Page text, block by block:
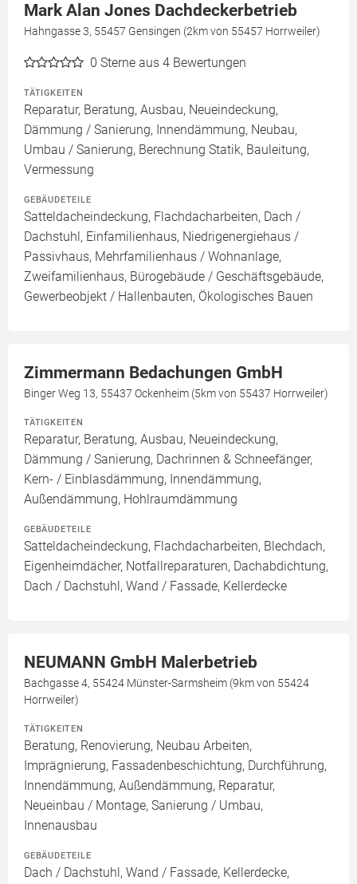
Mark Alan Jones Dachdeckerbetrieb
Hahngasse 3, 55457 Gensingen (2km von 55457 Horrweiler)
0 Sterne aus 4 Bewertungen
TÄTIGKEITEN
Reparatur, Beratung, Ausbau, Neueindeckung,
Dämmung / Sanierung, Innendämmung, Neubau,
Umbau / Sanierung, Berechnung Statik, Bauleitung,
Vermessung
GEBÄUDETEILE
Satteldacheindeckung, Flachdacharbeiten, Dach /
Dachstuhl, Einfamilienhaus, Niedrigenergiehaus /
Passivhaus, Mehrfamilienhaus / Wohnanlage,
Zweifamilienhaus, Bürogebäude / Geschäftsgebäude,
Gewerbeobjekt / Hallenbauten, Ökologisches Bauen
Zimmermann Bedachungen GmbH
Binger Weg 13, 55437 Ockenheim (5km von 55437 Horrweiler)
TÄTIGKEITEN
Reparatur, Beratung, Ausbau, Neueindeckung,
Dämmung / Sanierung, Dachrinnen & Schneefänger,
Kern- / Einblasdämmung, Innendämmung,
Außendämmung, Hohlraumdämmung
GEBÄUDETEILE
Satteldacheindeckung, Flachdacharbeiten, Blechdach,
Eigenheimdächer, Notfallreparaturen, Dachabdichtung,
Dach / Dachstuhl, Wand / Fassade, Kellerdecke
NEUMANN GmbH Malerbetrieb
Bachgasse 4, 55424 Münster-Sarmsheim (9km von 55424
Horrweiler)
TÄTIGKEITEN
Beratung, Renovierung, Neubau Arbeiten,
Imprägnierung, Fassadenbeschichtung, Durchführung,
Innendämmung, Außendämmung, Reparatur,
Neueinbau / Montage, Sanierung / Umbau,
Innenausbau
GEBÄUDETEILE
Dach / Dachstuhl, Wand / Fassade, Kellerdecke,